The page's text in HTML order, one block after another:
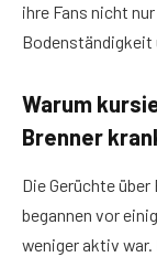
ihre Fans nicht
Warum
Brenner
Die Gerüchte
begannen vor
weniger aktiv